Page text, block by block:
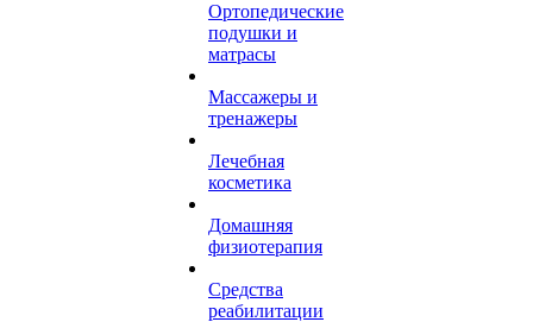
Ортопедические
подушки и
матрасы
Массажеры и
тренажеры
Лечебная
косметика
Домашняя
физиотерапия
Средства
реабилитации